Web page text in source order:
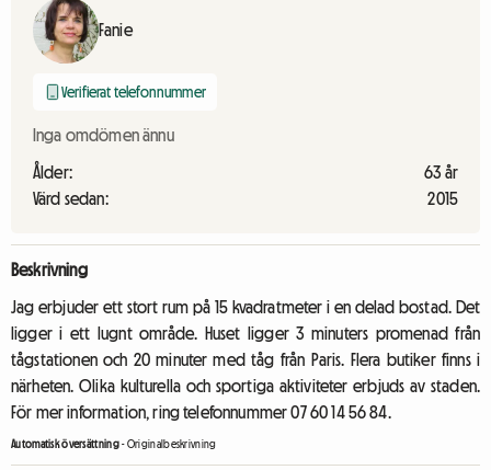
Fanie
Verifierat telefonnummer
Inga omdömen ännu
Ålder:
63 år
Värd sedan:
2015
Beskrivning
Jag erbjuder ett stort rum på 15 kvadratmeter i en delad bostad. Det
ligger i ett lugnt område. Huset ligger 3 minuters promenad från
tågstationen och 20 minuter med tåg från Paris. Flera butiker finns i
närheten. Olika kulturella och sportiga aktiviteter erbjuds av staden.
För mer information, ring telefonnummer 07 60 14 56 84.
Automatisk översättning-Originalbeskrivning